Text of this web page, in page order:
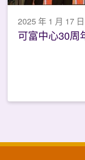
2025 年 1 月 17 日
可富中心30周